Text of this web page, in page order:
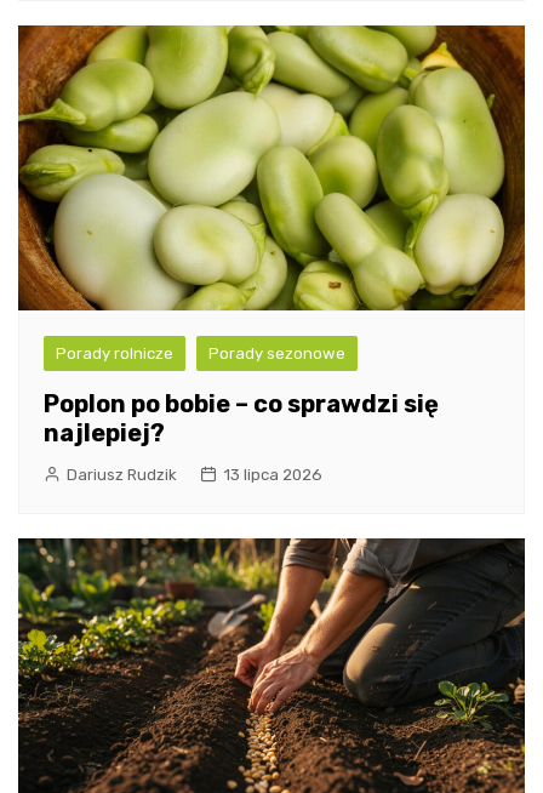
Porady rolnicze Porady sezonowe
Poplon po bobie – co sprawdzi się
najlepiej?
Dariusz Rudzik 13 lipca 2026